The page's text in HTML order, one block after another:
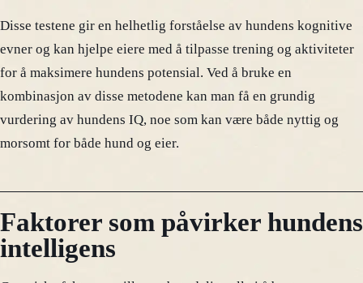
Disse testene gir en helhetlig forståelse av hundens kognitive
evner og kan hjelpe eiere med å tilpasse trening og aktiviteter
for å maksimere hundens potensial. Ved å bruke en
kombinasjon av disse metodene kan man få en grundig
vurdering av hundens IQ, noe som kan være både nyttig og
morsomt for både hund og eier.
Faktorer som påvirker hundens
intelligens